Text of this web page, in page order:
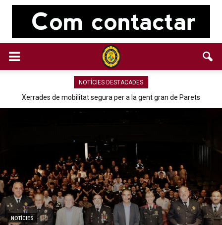
NOTÍCIES DESTACADES
Xerrades de mobilitat segura per a la gent gran de Parets
NOTÍCIES